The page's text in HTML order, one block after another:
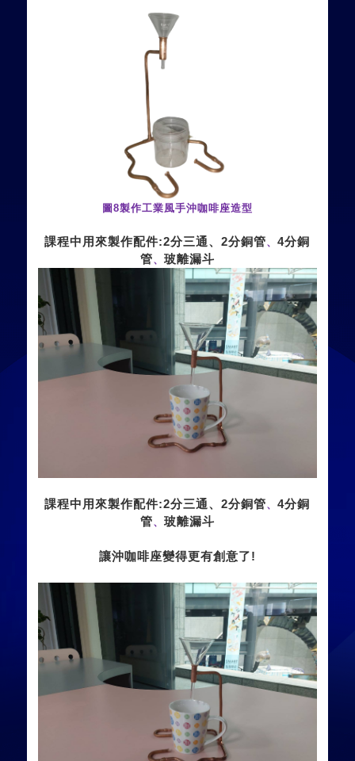
圖 8製作工業風手沖咖啡座造型
課程中用來製作配件:2分三通、2分銅管、4分銅
管、 玻離漏斗
課程中用來製作配件:2分三通、2分銅管、4分銅
管、 玻離漏斗
讓沖咖啡座變得更有創意了!